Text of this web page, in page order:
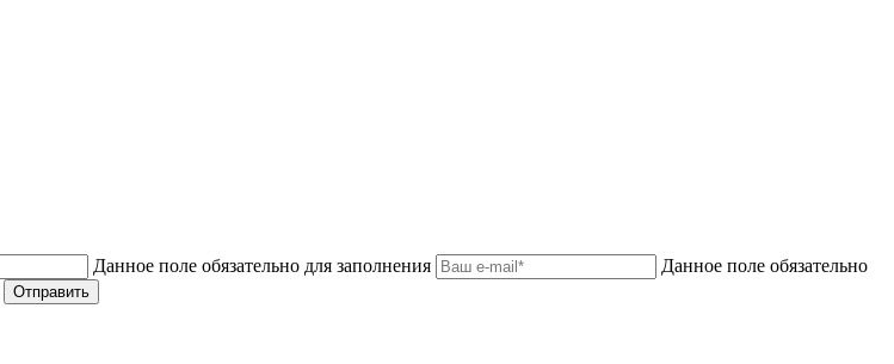
Данное поле обязательно для заполнения
Данное поле обязательно
Отправить